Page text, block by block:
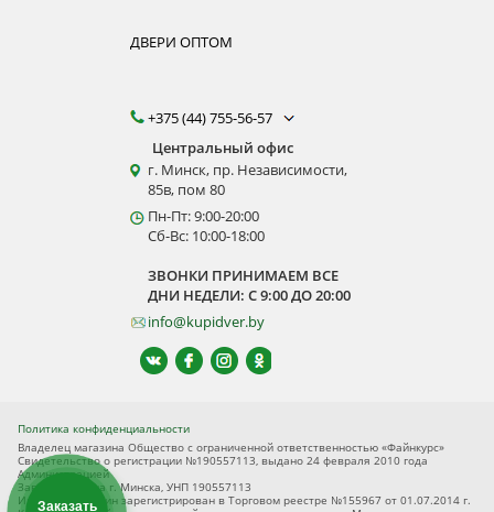
ДВЕРИ ОПТОМ
+375 (44) 755-56-57
Центральный офис
г. Минск, пр. Независимости,
85в, пом 80
Пн-Пт: 9:00-20:00
Сб-Вс: 10:00-18:00
ЗВОНКИ ПРИНИМАЕМ ВСЕ
ДНИ НЕДЕЛИ: С 9:00 ДО 20:00
info@kupidver.by
Политика конфиденциальности
Владелец магазина Общество с ограниченной ответственностью «Файнкурс»
Свидетельство о регистрации №190557113, выдано 24 февраля 2010 года
Администрацией
Заводского р-на г. Минска, УНП 190557113
Интернет-магазин зарегистрирован в Торговом реестре №155967 от 01.07.2014 г.
Заказать